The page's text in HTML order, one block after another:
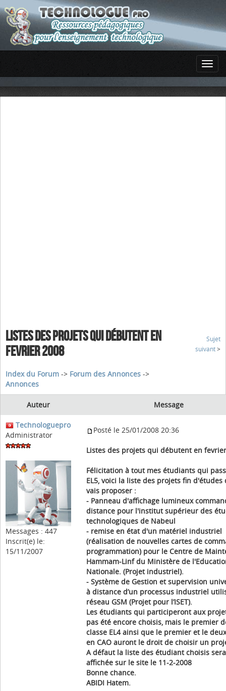
LISTES DES PROJETS QUI DÉBUTENT EN
FEVRIER 2008
Sujet
suivant >
Index du Forum -> Forum des Annonces ->
Annonces
Auteur Message
Technologuepro
Administrator
Messages : 447
Inscrit(e) le:
15/11/2007
Posté le 25/01/2008 20:36
Listes des projets qui débutent en
Félicitation à tout mes étudiants qui
EL5, voici la liste des projets fin d'études
vais proposer :
- Panneau d'affichage lumineux
distance pour l'institut supérieur des
technologiques de Nabeul
- remise en état d'un matériel industriel
(réalisation de nouvelles cartes de
programmation) pour le Centre de
Hammam-Linf du Ministère de
Nationale. (Projet industriel).
- Système de Gestion et supervision
à distance d’un processus industriel
réseau GSM (Projet pour l’ISET).
Les étudiants qui participeront aux
pas été encore choisis, mais le premier
classe EL4 ainsi que le premier et le
en CAO auront le droit de choisir un
A défaut la liste des étudiant choisis sera
affichée sur le site le 11-2-2008
Bonne chance.
ABIDI Hatem.